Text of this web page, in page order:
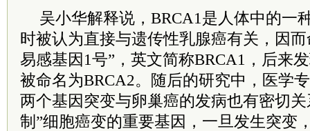
吴小华解释说，BRCA1是人体中的一
时被认为直接与遗传性乳腺癌有关，因
易感基因1号”，英文简称BRCA1，后来
被命名为BRCA2。随后的研究中，医学
两个基因突变与卵巢癌的发病也有密切
制”细胞癌变的重要基因，一旦发生突变